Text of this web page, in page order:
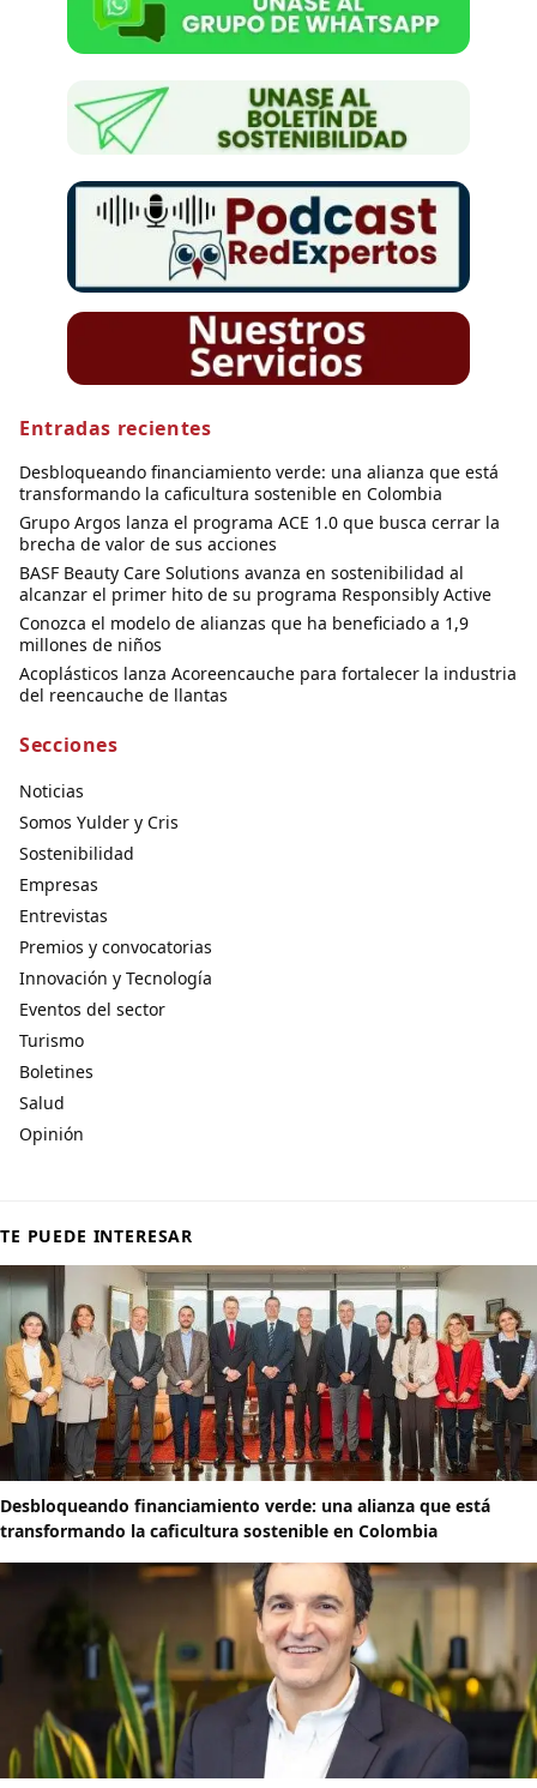
Entradas recientes
Desbloqueando financiamiento verde: una alianza que está
transformando la caficultura sostenible en Colombia
Grupo Argos lanza el programa ACE 1.0 que busca cerrar la
brecha de valor de sus acciones
BASF Beauty Care Solutions avanza en sostenibilidad al
alcanzar el primer hito de su programa Responsibly Active
Conozca el modelo de alianzas que ha beneficiado a 1,9
millones de niños
Acoplásticos lanza Acoreencauche para fortalecer la industria
del reencauche de llantas
Secciones
Noticias
Somos Yulder y Cris
Sostenibilidad
Empresas
Entrevistas
Premios y convocatorias
Innovación y Tecnología
Eventos del sector
Turismo
Boletines
Salud
Opinión
TE PUEDE INTERESAR
Desbloqueando financiamiento verde: una alianza que está
transformando la caficultura sostenible en Colombia